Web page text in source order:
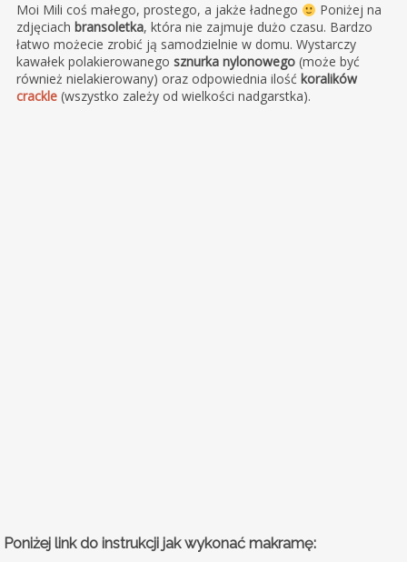
Moi Mili coś małego, prostego, a jakże ładnego
Poniżej na
zdjęciach bransoletka, która nie zajmuje dużo czasu. Bardzo
łatwo możecie zrobić ją samodzielnie w domu. Wystarczy
kawałek polakierowanego sznurka nylonowego(może być
również nielakierowany) oraz odpowiednia ilość koralików
crackle(wszystko zależy od wielkości nadgarstka).
Poniżej link do instrukcji jak wykonać makramę: